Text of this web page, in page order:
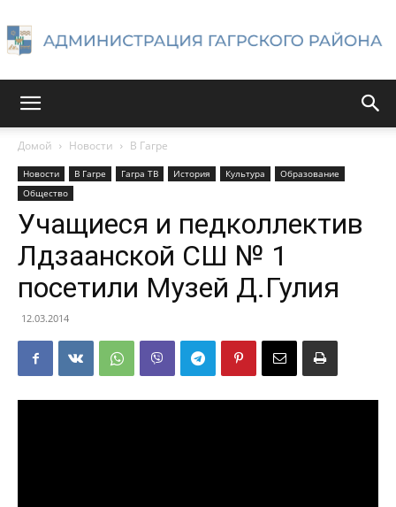
Гагрского
района
Домой Новости В Гагре
Новости В Гагре Гагра ТВ История Культура
Образование
Общество
Учащиеся и педколлектив
Лдзаанской СШ № 1
посетили Музей Д.Гулия
12.03.2014